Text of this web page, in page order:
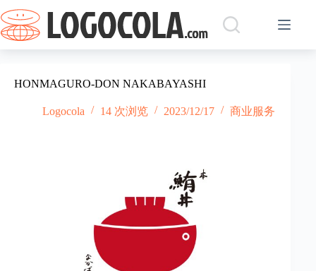
过
内
容
HONMAGURO-DON NAKABAYASHI
Logocola 14 次浏览 2023/12/17 商业服务